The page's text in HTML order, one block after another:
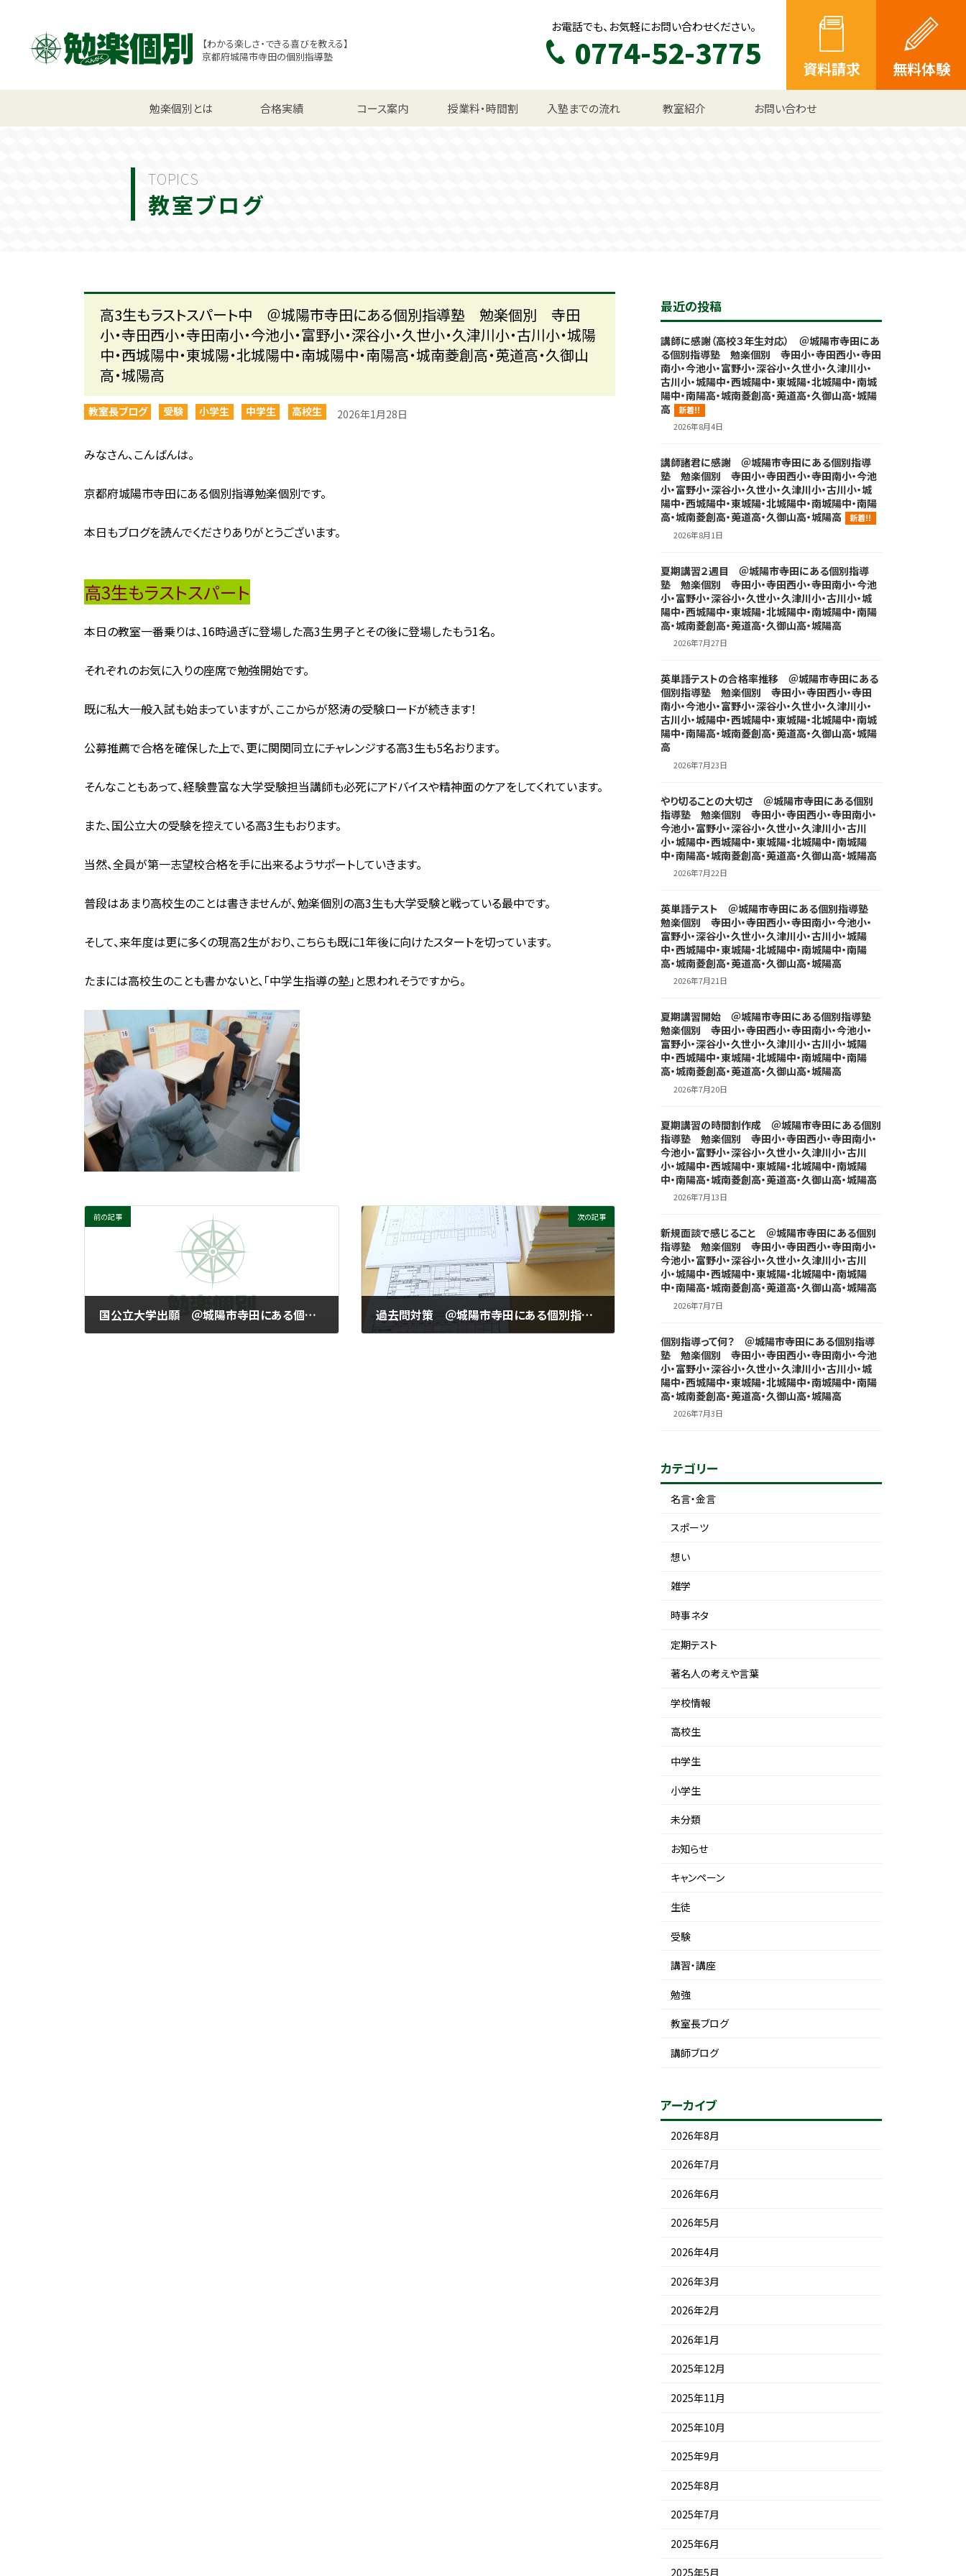
【わかる楽しさ・できる喜びを教える】
京都府城陽市寺田の個別指導塾
お電話でも、お気軽にお問い合わせください。
0774-52-3775 資料請求 無料体験
勉楽個別とは 合格実績 コース案内
小学生コース 中学生コース 高校生コース 授業料・時間割 入塾までの流れ 教室紹介 お問い合わせ
TOPICS
教室ブログ
高3生もラストスパート中 ＠城陽市寺田にある個別指導塾 勉楽個別 寺田
小・寺田西小・寺田南小・今池小・富野小・深谷小・久世小・久津川小・古川小・城陽
中・西城陽中・東城陽・北城陽中・南城陽中・南陽高・城南菱創高・莵道高・久御山
高・城陽高
教室長ブログ 受験 小学生 中学生 高校生 2026年1月28日
みなさん、こんばんは。
京都府城陽市寺田にある個別指導勉楽個別です。
本日もブログを読んでくださりありがとうございます。
高3生もラストスパート
本日の教室一番乗りは、16時過ぎに登場した高3生男子とその後に登場したもう1名。
それぞれのお気に入りの座席で勉強開始です。
既に私大一般入試も始まっていますが、ここからが怒涛の受験ロードが続きます！
公募推薦で合格を確保した上で、更に関関同立にチャレンジする高3生も5名おります。
そんなこともあって、経験豊富な大学受験担当講師も必死にアドバイスや精神面のケアをしてくれています。
また、国公立大の受験を控えている高3生もおります。
当然、全員が第一志望校合格を手に出来るようサポートしていきます。
普段はあまり高校生のことは書きませんが、勉楽個別の高3生も大学受験と戦っている最中です。
そして、来年度は更に多くの現高2生がおり、こちらも既に1年後に向けたスタートを切っています。
たまには高校生のことも書かないと、「中学生指導の塾」と思われそうですから。
前の記事
国公立大学出願 ＠城陽市寺田にある個別指導塾 勉楽個別 寺田小・寺田西小・寺田南小・今池小・富野小・深谷小・久世小・久津川小・古川小・城陽中・西城陽中・東城陽・北城陽中・南城陽中・南陽高・城南菱創高・莵道高・久御山高・城陽高
次の記事
過去問対策 ＠城陽市寺田にある個別指導塾 勉楽個別 寺田小・寺田西小・寺田南小・今池小・富野小・深谷小・久世小・久津川小・古川小・城陽中・西城陽中・東城陽・北城陽中・南城陽中・南陽高・城南菱創高・莵道高・久御山高・城陽高
最近の投稿
講師に感謝（高校３年生対応） ＠城陽市寺田にあ
る個別指導塾 勉楽個別 寺田小・寺田西小・寺田
南小・今池小・富野小・深谷小・久世小・久津川小・
古川小・城陽中・西城陽中・東城陽・北城陽中・南城
陽中・南陽高・城南菱創高・莵道高・久御山高・城陽
高
新着!!
2026年8月4日
講師諸君に感謝 ＠城陽市寺田にある個別指導
塾 勉楽個別 寺田小・寺田西小・寺田南小・今池
小・富野小・深谷小・久世小・久津川小・古川小・城
陽中・西城陽中・東城陽・北城陽中・南城陽中・南陽
高・城南菱創高・莵道高・久御山高・城陽高
新着!!
2026年8月1日
夏期講習２週目 ＠城陽市寺田にある個別指導
塾 勉楽個別 寺田小・寺田西小・寺田南小・今池
小・富野小・深谷小・久世小・久津川小・古川小・城
陽中・西城陽中・東城陽・北城陽中・南城陽中・南陽
高・城南菱創高・莵道高・久御山高・城陽高
2026年7月27日
英単語テストの合格率推移 ＠城陽市寺田にある
個別指導塾 勉楽個別 寺田小・寺田西小・寺田
南小・今池小・富野小・深谷小・久世小・久津川小・
古川小・城陽中・西城陽中・東城陽・北城陽中・南城
陽中・南陽高・城南菱創高・莵道高・久御山高・城陽
高
2026年7月23日
やり切ることの大切さ ＠城陽市寺田にある個別
指導塾 勉楽個別 寺田小・寺田西小・寺田南小・
今池小・富野小・深谷小・久世小・久津川小・古川
小・城陽中・西城陽中・東城陽・北城陽中・南城陽
中・南陽高・城南菱創高・莵道高・久御山高・城陽高
2026年7月22日
英単語テスト ＠城陽市寺田にある個別指導塾
勉楽個別 寺田小・寺田西小・寺田南小・今池小・
富野小・深谷小・久世小・久津川小・古川小・城陽
中・西城陽中・東城陽・北城陽中・南城陽中・南陽
高・城南菱創高・莵道高・久御山高・城陽高
2026年7月21日
夏期講習開始 ＠城陽市寺田にある個別指導塾
勉楽個別 寺田小・寺田西小・寺田南小・今池小・
富野小・深谷小・久世小・久津川小・古川小・城陽
中・西城陽中・東城陽・北城陽中・南城陽中・南陽
高・城南菱創高・莵道高・久御山高・城陽高
2026年7月20日
夏期講習の時間割作成 ＠城陽市寺田にある個別
指導塾 勉楽個別 寺田小・寺田西小・寺田南小・
今池小・富野小・深谷小・久世小・久津川小・古川
小・城陽中・西城陽中・東城陽・北城陽中・南城陽
中・南陽高・城南菱創高・莵道高・久御山高・城陽高
2026年7月13日
新規面談で感じること ＠城陽市寺田にある個別
指導塾 勉楽個別 寺田小・寺田西小・寺田南小・
今池小・富野小・深谷小・久世小・久津川小・古川
小・城陽中・西城陽中・東城陽・北城陽中・南城陽
中・南陽高・城南菱創高・莵道高・久御山高・城陽高
2026年7月7日
個別指導って何？ ＠城陽市寺田にある個別指導
塾 勉楽個別 寺田小・寺田西小・寺田南小・今池
小・富野小・深谷小・久世小・久津川小・古川小・城
陽中・西城陽中・東城陽・北城陽中・南城陽中・南陽
高・城南菱創高・莵道高・久御山高・城陽高
2026年7月3日
カテゴリー
名言・金言
スポーツ
想い
雑学
時事ネタ
定期テスト
著名人の考えや言葉
学校情報
高校生
中学生
小学生
未分類
お知らせ
キャンペーン
生徒
受験
講習・講座
勉強
教室長ブログ
講師ブログ
アーカイブ
2026年8月
2026年7月
2026年6月
2026年5月
2026年4月
2026年3月
2026年2月
2026年1月
2025年12月
2025年11月
2025年10月
2025年9月
2025年8月
2025年7月
2025年6月
2025年5月